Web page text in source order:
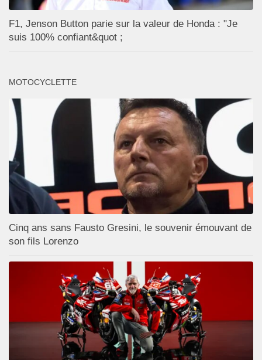
F1, Jenson Button parie sur la valeur de Honda : "Je
suis 100% confiant&quot ;
MOTOCYCLETTE
Cinq ans sans Fausto Gresini, le souvenir émouvant de
son fils Lorenzo